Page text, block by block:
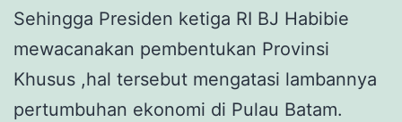
Sehingga Presiden ketiga RI BJ Habibie
mewacanakan pembentukan Provinsi
Khusus ,hal tersebut mengatasi lambannya
pertumbuhan ekonomi di Pulau Batam.